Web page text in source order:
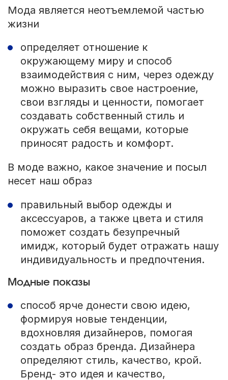
Мода является неотъемлемой частью
жизни
определяет отношение к
окружающему миру и способ
взаимодействия с ним, через одежду
можно выразить свое настроение,
свои взгляды и ценности, помогает
создавать собственный стиль и
окружать себя вещами, которые
приносят радость и комфорт.
В моде важно, какое значение и посыл
несет наш образ
правильный выбор одежды и
аксессуаров, а также цвета и стиля
поможет создать безупречный
имидж, который будет отражать нашу
индивидуальность и предпочтения.
Модные показы
способ ярче донести свою идею,
формируя новые тенденции,
вдохновляя дизайнеров, помогая
создать образ бренда. Дизайнера
определяют стиль, качество, крой.
Бренд- это идея и качество,